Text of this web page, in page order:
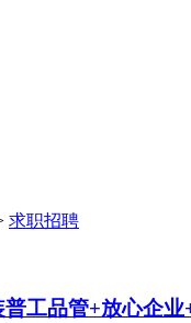
求职招聘
工品管+放心企业